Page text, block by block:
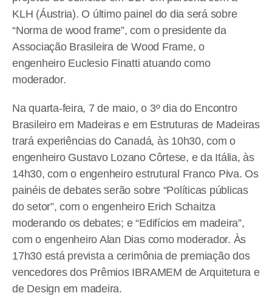
KLH (Áustria). O último painel do dia será sobre
“Norma de wood frame”, com o presidente da
Associação Brasileira de Wood Frame, o
engenheiro Euclesio Finatti atuando como
moderador.
Na quarta-feira, 7 de maio, o 3º dia do Encontro
Brasileiro em Madeiras e em Estruturas de Madeiras
trará experiências do Canadá, às 10h30, com o
engenheiro Gustavo Lozano Côrtese, e da Itália, às
14h30, com o engenheiro estrutural Franco Piva. Os
painéis de debates serão sobre “Políticas públicas
do setor”, com o engenheiro Erich Schaitza
moderando os debates; e “Edifícios em madeira”,
com o engenheiro Alan Dias como moderador. Às
17h30 está prevista a cerimônia de premiação dos
vencedores dos Prêmios IBRAMEM de Arquitetura e
de Design em madeira.